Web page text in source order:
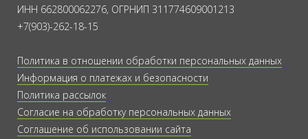
ИНН 662800062276, ОГРНИП 311774609001213
+7(903)-262-18-15
Политика в отношении обработки персональных данных
Информация о платежах и безопасности
Политика рассылок
Согласие на обработку персональных данных
Соглашение об использовании сайта